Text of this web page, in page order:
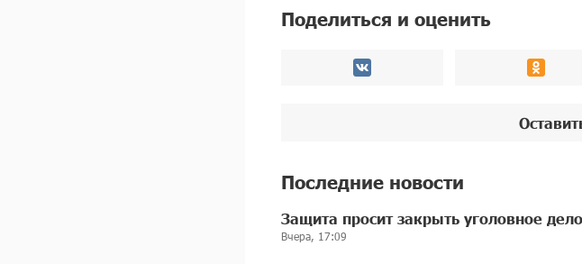
Поделиться и оценить
Последние новости
Защита просит закрыть уголовное
Вчера, 17:09